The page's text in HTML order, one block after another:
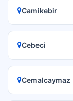
Camikebir
Cebeci
Cemalcaymaz